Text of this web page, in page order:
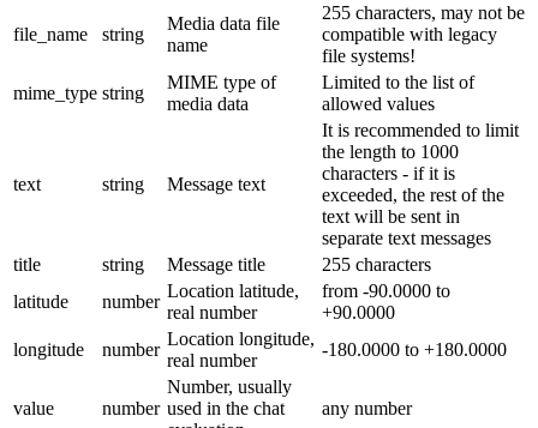
file_name string
Media data file
name
255 characters, may not be
compatible with legacy
file systems!
mime_type string
MIME type of
media data
Limited to the list of
allowed values
text string Message text
It is recommended to limit
the length to 1000
characters - if it is
exceeded, the rest of the
text will be sent in
separate text messages
title
string Message title
255 characters
latitude
number
Location latitude,
real number
from -90.0000 to
+90.0000
longitude
number
Location longitude,
real number
-180.0000 to +180.0000
value number
Number, usually
used in the chat
any number